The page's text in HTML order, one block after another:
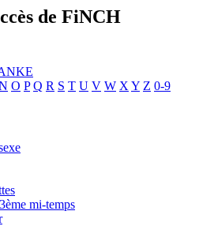
de FiNCH
O P Q R S T U V W X Y Z 0-9
mi-temps